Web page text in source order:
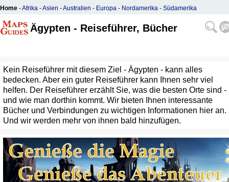
Home -Afrika -Asien -Australien - Europa - Nordamerika - Südamerika
Ägypten - Reiseführer, Bücher
Kein Reiseführer mit diesem Ziel - Ägypten - kann alles
bedecken. Aber ein guter Reiseführer kann Ihnen sehr viel
helfen. Der Reiseführer erzählt Sie, was die besten Orte sind -
und wie man dorthin kommt. Wir bieten Ihnen interessante
Bücher und Verbindungen zu wichtigen Informationen hier an.
Und wir werden mehr von ihnen bald hinzufügen.